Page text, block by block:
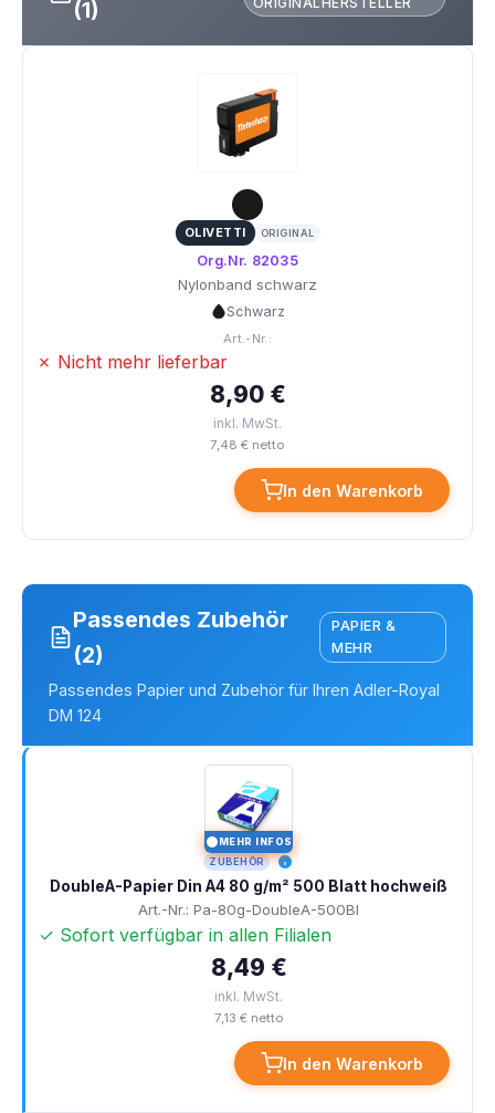
(1)
OLIVETTI ORIGINAL
Org.Nr. 82035
Nylonband schwarz
Schwarz
Art.-Nr.:
✗ Nicht mehr lieferbar
8,90 €
inkl. MwSt.
7,48 € netto
In den Warenkorb
Passendes Zubehör
(2)
PAPIER &
MEHR
Passendes Papier und Zubehör für Ihren Adler-Royal
DM 124
MEHR INFOS
ZUBEHÖR
DoubleA-Papier Din A4 80 g/m² 500 Blatt hochweiß
Art.-Nr.: Pa-80g-DoubleA-500Bl
✓ Sofort verfügbar in allen Filialen
8,49 €
inkl. MwSt.
7,13 € netto
In den Warenkorb